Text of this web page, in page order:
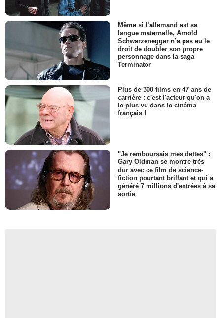
Même si l’allemand est sa
langue maternelle, Arnold
Schwarzenegger n’a pas eu le
droit de doubler son propre
personnage dans la saga
Terminator
Plus de 300 films en 47 ans de
carrière : c'est l'acteur qu'on a
le plus vu dans le cinéma
français !
"Je remboursais mes dettes" :
Gary Oldman se montre très
dur avec ce film de science-
fiction pourtant brillant et qui a
généré 7 millions d'entrées à sa
sortie